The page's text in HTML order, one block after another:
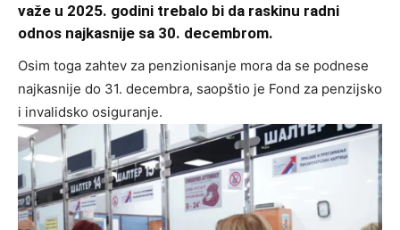
važe u 2025. godini trebalo bi da raskinu radni
odnos najkasnije sa 30. decembrom.
Osim toga zahtev za penzionisanje mora da se podnese
najkasnije do 31. decembra, saopštio je Fond za penzijsko
i invalidsko osiguranje.